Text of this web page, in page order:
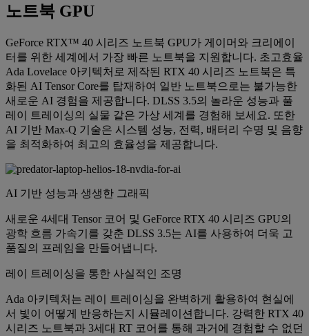
노트북 GPU
GeForce RTX™ 40 시리즈 노트북 GPU가 게이머와 크리에이
터를 위한 세계에서 가장 빠른 노트북을 지원합니다. 초고효율
Ada Lovelace 아키텍처로 제작된 RTX 40 시리즈 노트북은 특
화된 AI Tensor Core를 탑재하여 일반 노트북으로는 불가능한
새로운 AI 경험을 제공합니다. DLSS 3.5의 놀라운 성능과 풀
레이 트레이싱의 실물 같은 가상 세계를 경험해 보세요. 또한
AI 기반 Max-Q 기술은 시스템 성능, 전력, 배터리 수명 및 음향
을 최적화하여 최고의 효율성을 제공합니다.
AI 기반 성능과 생생한 그래픽
새로운 4세대 Tensor 코어 및 GeForce RTX 40 시리즈 GPU의
광학 흐름 가속기를 갖춘 DLSS 3.5는 AI를 사용하여 더욱 고
품질의 프레임을 만들어냅니다.
레이 트레이싱을 통한 사실적인 조명
Ada 아키텍처는 레이 트레이싱을 완벽하게 활용하여 현실에
서 빛이 어떻게 반응하는지 시뮬레이션합니다. 강력한 RTX 40
시리즈 노트북과 3세대 RT 코어를 통해 과거에 경험할 수 없던